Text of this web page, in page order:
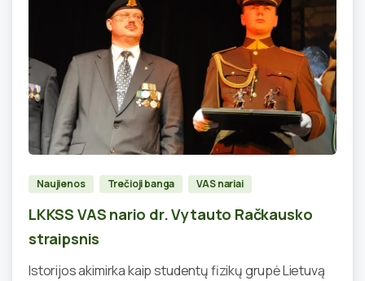
0
Naujienos Trečioji banga VAS nariai
LKKSS VAS nario dr. Vytauto Račkausko
straipsnis
Istorijos akimirka kaip studentų fizikų grupė Lietuvą